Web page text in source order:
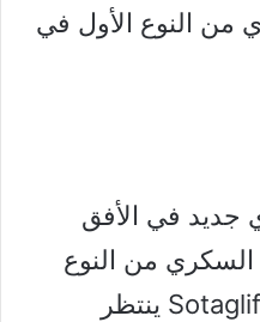
من النوع الأول في
جديد في الأفق
السكري من النوع
الأول. Sotagliflozin Zynquista ينتظر